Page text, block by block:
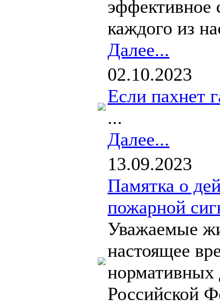
эффективное
каждого из
Далее...
02.10.2023
Если пахнет
...
Далее...
13.09.2023
Памятка о
пожарной
Уважаемые
настоящее
нормативных
Российской